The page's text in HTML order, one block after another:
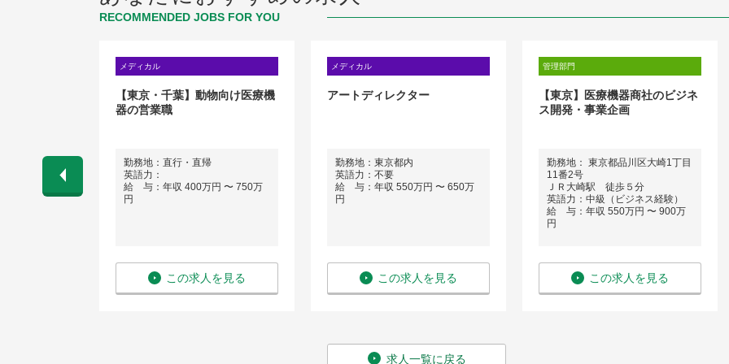
RECOMMENDED JOBS FOR YOU
メディカル
【東京・千葉】動物向け医療機
器の営業職
勤務地：直行・直帰
英語力：
給 与：年収 400万円 〜 750万
円
この求人を見る
メディカル
アートディレクター
勤務地：東京都内
英語力：不要
給 与：年収 550万円 〜 650万
円
この求人を見る
管理部門
【東京】医療機器商社のビジネ
ス開発・事業企画
勤務地： 東京都品川区大崎1丁目
11番2号
ＪＲ大崎駅 徒歩５分
英語力：中級（ビジネス経験）
給 与：年収 550万円 〜 900万
円
この求人を見る
求人一覧に戻る